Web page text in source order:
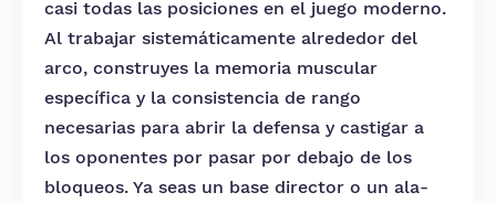
casi todas las posiciones en el juego moderno.
Al trabajar sistemáticamente alrededor del
arco, construyes la memoria muscular
específica y la consistencia de rango
necesarias para abrir la defensa y castigar a
los oponentes por pasar por debajo de los
bloqueos. Ya seas un base director o un ala-